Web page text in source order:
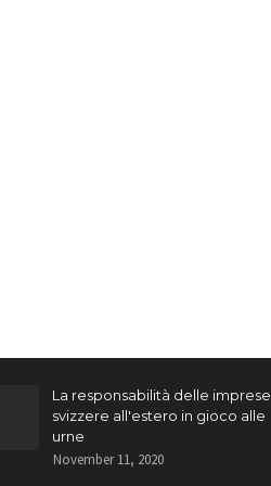
La responsabilità delle imprese
svizzere all'estero in gioco alle
urne
November 11, 2020